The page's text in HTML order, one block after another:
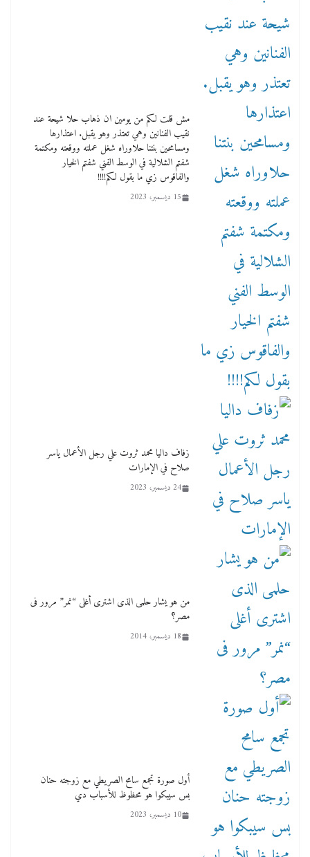
مش قلت لكم من يومين ان ذهاب حلا شيحة عند
نقيب الفنانين وهي تعتذر وهو يقبل. اعتذارها
ومسامحين بنتنا حلاوراه شغل عملته ووقعته ومكتمة
شفتم الشلالية في الوسط الفني شفتم الخيار
والفاقوس زي ما بقول لكم!!!!
15 ديسمبر، 2023
زفاف داليا محمد ثروت علي رجل الأعمال ياسر
صلاح في الإمارات
24 ديسمبر، 2023
من هو يشار حلمى الذى اشترى أغلى “نمر” مرور فى
مصر؟
18 ديسمبر، 2014
أول صورة تجمع سامح الصريطي مع زوجته حنان
بس سيبكوا هو محظوظ للأسباب دي
10 ديسمبر، 2023